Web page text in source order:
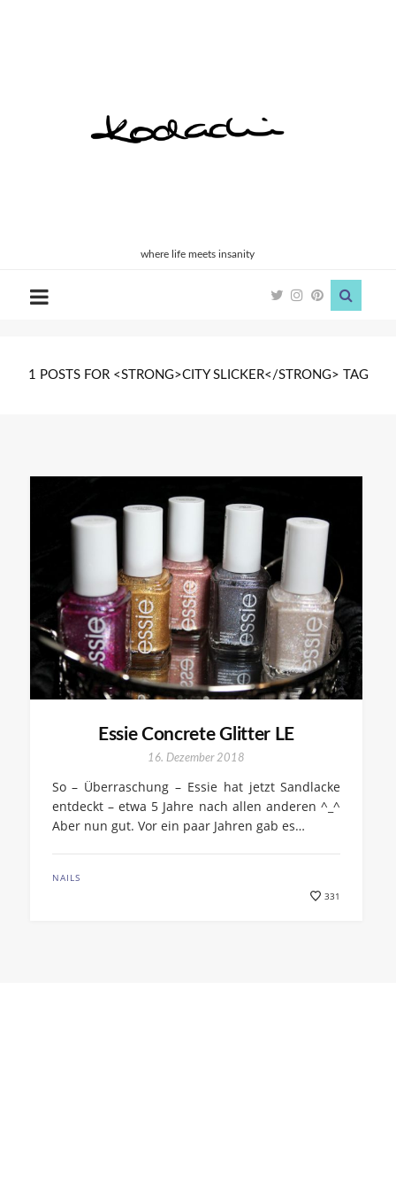
where life meets insanity
1 POSTS FOR <STRONG>CITY SLICKER</STRONG> TAG
Essie Concrete Glitter LE
16. Dezember 2018
So – Überraschung – Essie hat jetzt Sandlacke
entdeckt – etwa 5 Jahre nach allen anderen ^_^
Aber nun gut. Vor ein paar Jahren gab es…
NAILS
331